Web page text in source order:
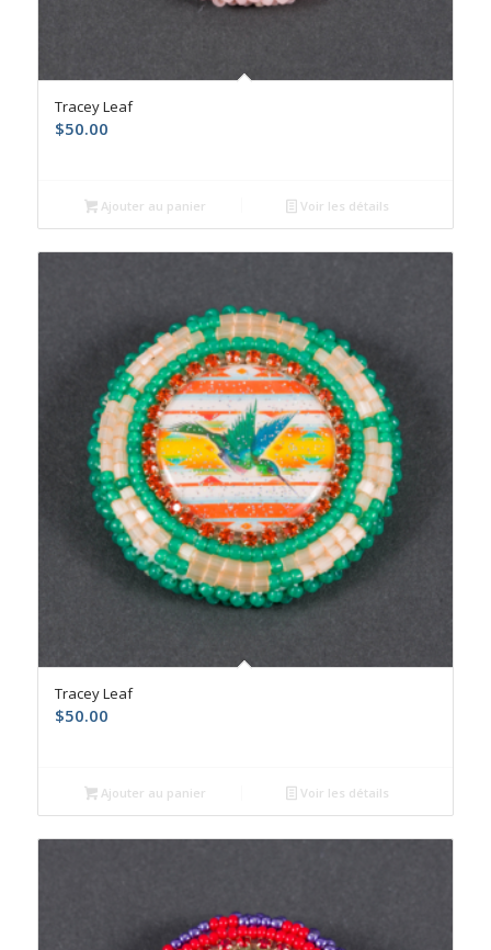
Tracey Leaf
$50.00
Ajouter au panier Voir les détails
Tracey Leaf
$50.00
Ajouter au panier Voir les détails